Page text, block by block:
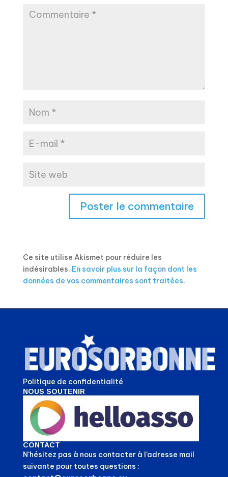
Ce site utilise Akismet pour réduire les
indésirables. En savoir plus sur la façon dont les
données de vos commentaires sont traitées.
Politique de confidentialité
NOUS SOUTENIR
CONTACT
N’hésitez pas à nous contacter à l’adresse mail
suivante pour toutes questions :